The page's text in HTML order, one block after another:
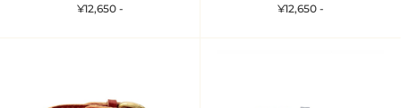
¥12,650 -
¥12,650 -